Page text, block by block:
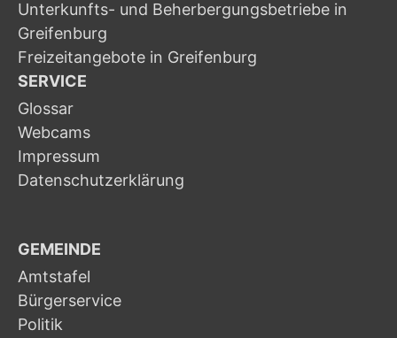
Unterkunfts- und Beherbergungsbetriebe in
Greifenburg
Freizeitangebote in Greifenburg
SERVICE
Glossar
Webcams
Impressum
Datenschutzerklärung
GEMEINDE
Amtstafel
Bürgerservice
Politik